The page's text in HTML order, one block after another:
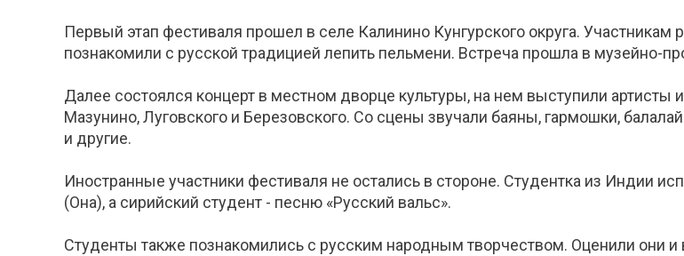
Первый этап фестиваля прошел в селе Калинино Кунгурского округа. Участникам
познакомили с русской традицией лепить пельмени. Встреча прошла в музейно-
Далее состоялся концерт в местном дворце культуры, на нем выступили
Мазунино, Луговского и Березовского. Со сцены звучали баяны, гармошки,
и другие.
Иностранные участники фестиваля не остались в стороне. Студентка из Индии
(Она), а сирийский студент - песню «Русский вальс».
Студенты также познакомились с русским народным творчеством. Оценили они